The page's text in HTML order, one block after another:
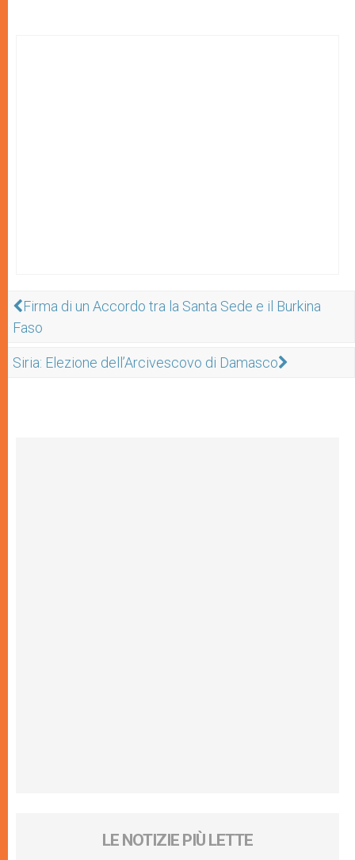
Firma di un Accordo tra la Santa Sede e il Burkina
Faso
Siria: Elezione dell’Arcivescovo di Damasco
LE NOTIZIE PIÙ LETTE